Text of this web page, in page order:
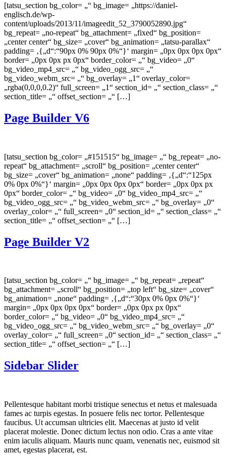
[tatsu_section bg_color= „“ bg_image= „https://daniel-
englisch.de/wp-
content/uploads/2013/11/imageedit_52_3790052890.jpg“
bg_repeat= „no-repeat“ bg_attachment= „fixed“ bg_position=
„center center“ bg_size= „cover“ bg_animation= „tatsu-parallax“
padding= ‚{„d“:“90px 0% 90px 0%“}‘ margin= „0px 0px 0px 0px“
border= „0px 0px px 0px“ border_color= „“ bg_video= „0“
bg_video_mp4_src= „“ bg_video_ogg_src= „“
bg_video_webm_src= „“ bg_overlay= „1“ overlay_color=
„rgba(0,0,0,0.2)“ full_screen= „1“ section_id= „“ section_class= „“
section_title= „“ offset_section= „“ […]
Page Builder V6
[tatsu_section bg_color= „#151515“ bg_image= „“ bg_repeat= „no-
repeat“ bg_attachment= „scroll“ bg_position= „center center“
bg_size= „cover“ bg_animation= „none“ padding= ‚{„d“:“125px
0% 0px 0%“}‘ margin= „0px 0px 0px 0px“ border= „0px 0px px
0px“ border_color= „“ bg_video= „0“ bg_video_mp4_src= „“
bg_video_ogg_src= „“ bg_video_webm_src= „“ bg_overlay= „0“
overlay_color= „“ full_screen= „0“ section_id= „“ section_class= „“
section_title= „“ offset_section= „“ […]
Page Builder V2
[tatsu_section bg_color= „“ bg_image= „“ bg_repeat= „repeat“
bg_attachment= „scroll“ bg_position= „top left“ bg_size= „cover“
bg_animation= „none“ padding= ‚{„d“:“30px 0% 0px 0%“}‘
margin= „0px 0px 0px 0px“ border= „0px 0px px 0px“
border_color= „“ bg_video= „0“ bg_video_mp4_src= „“
bg_video_ogg_src= „“ bg_video_webm_src= „“ bg_overlay= „0“
overlay_color= „“ full_screen= „0“ section_id= „“ section_class= „“
section_title= „“ offset_section= „“ […]
Sidebar Slider
Pellentesque habitant morbi tristique senectus et netus et malesuada
fames ac turpis egestas. In posuere felis nec tortor. Pellentesque
faucibus. Ut accumsan ultricies elit. Maecenas at justo id velit
placerat molestie. Donec dictum lectus non odio. Cras a ante vitae
enim iaculis aliquam. Mauris nunc quam, venenatis nec, euismod sit
amet, egestas placerat, est.